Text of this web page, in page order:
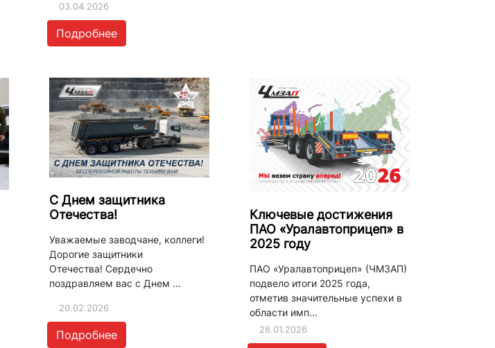
03.04.2026
Подробнее
С Днем защитника
Отечества!
Уважаемые заводчане, коллеги!
Дорогие защитники
Отечества! Сердечно
поздравляем вас с Днем ...
20.02.2026
Подробнее
Ключевые достижения
ПАО «Уралавтоприцеп» в
2025 году
ПАО «Уралавтоприцеп» (ЧМЗАП)
подвело итоги 2025 года,
отметив значительные успехи в
области имп...
28.01.2026